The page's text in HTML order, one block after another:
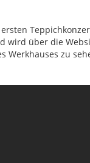
wird über die
Werkhauses zu